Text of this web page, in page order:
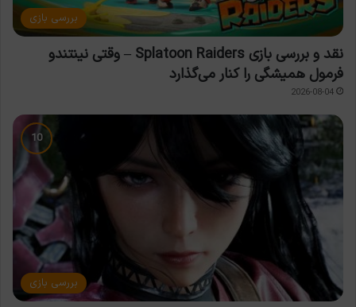
بررسی بازی
نقد و بررسی بازی Splatoon Raiders – وقتی نینتندو
فرمول همیشگی را کنار می‌گذارد
2026-08-04
بررسی بازی